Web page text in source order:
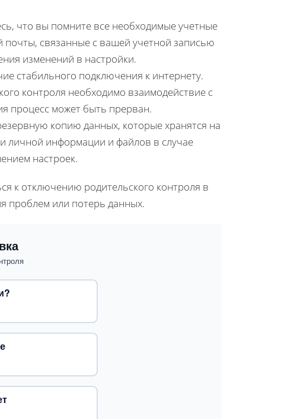
что вы помните все необходимые учетные
почты, связанные с вашей учетной записью
изменений в настройки.
стабильного подключения к интернету.
контроля необходимо взаимодействие с
процесс может быть прерван.
копию данных, которые хранятся на
личной информации и файлов в случае
настроек.
к отключению родительского контроля в
проблем или потерь данных.